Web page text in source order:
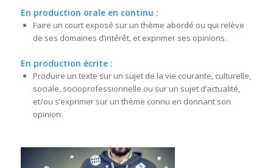
En production orale en continu :
Faire un court exposé sur un thème abordé ou qui relève
de ses domaines d’intérêt, et exprimer ses opinions.
En production écrite :
Produire un texte sur un sujet de la vie courante, culturelle,
sociale, socioprofessionnelle ou sur un sujet d’actualité,
et/ou s’exprimer sur un thème connu en donnant son
opinion.